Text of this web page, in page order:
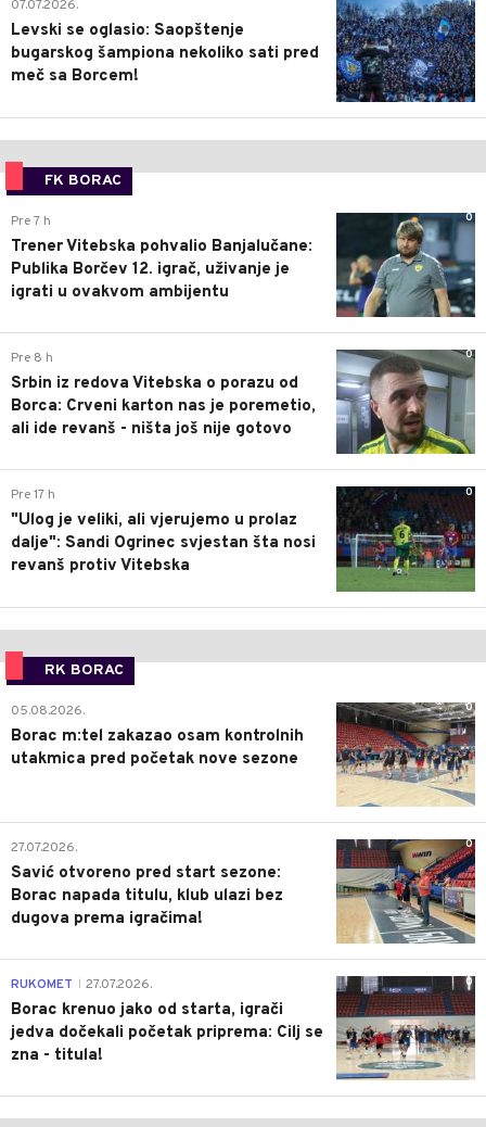
07.07.2026.
Levski se oglasio: Saopštenje
bugarskog šampiona nekoliko sati pred
meč sa Borcem!
FK BORAC
0
Pre 7 h
Trener Vitebska pohvalio Banjalučane:
Publika Borčev 12. igrač, uživanje je
igrati u ovakvom ambijentu
0
Pre 8 h
Srbin iz redova Vitebska o porazu od
Borca: Crveni karton nas je poremetio,
ali ide revanš - ništa još nije gotovo
0
Pre 17 h
"Ulog je veliki, ali vjerujemo u prolaz
dalje": Sandi Ogrinec svjestan šta nosi
revanš protiv Vitebska
RK BORAC
0
05.08.2026.
Borac m:tel zakazao osam kontrolnih
utakmica pred početak nove sezone
0
27.07.2026.
Savić otvoreno pred start sezone:
Borac napada titulu, klub ulazi bez
dugova prema igračima!
0
RUKOMET 27.07.2026.
Borac krenuo jako od starta, igrači
jedva dočekali početak priprema: Cilj se
zna - titula!